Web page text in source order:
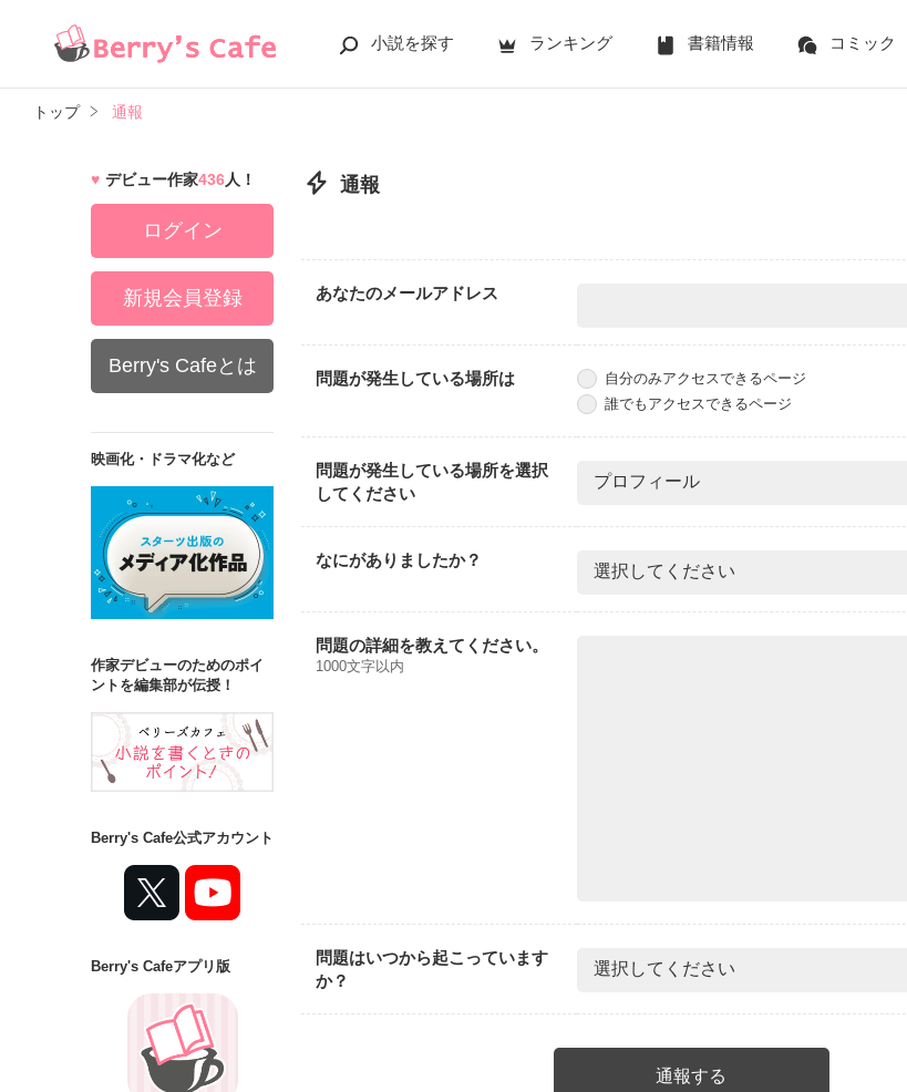
小説を探す ランキング 書籍情報 コミック
トップ 通報
通報
あなたのメールアドレス
問題が発生している場所は
自分のみアクセスできるページ
誰でもアクセスできるページ
問題が発生している場所を選択
してください
なにがありましたか？
問題の詳細を教えてください。
1000文字以内
問題はいつから起こっています
か？
デビュー作家436人！
ログイン
新規会員登録
Berry's Cafeとは
映画化・ドラマ化など
作家デビューのためのポイ
ントを編集部が伝授！
Berry's Cafe公式アカウント
Berry's Cafeアプリ版